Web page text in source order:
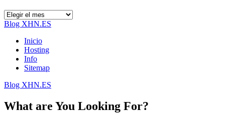
Archivos
Blog XHN.ES
Inicio
Hosting
Info
Sitemap
Blog XHN.ES
What are You Looking For?